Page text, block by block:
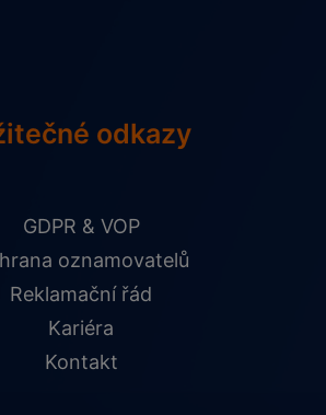
odkazy
GDPR & VOP
oznamovatelů
Reklamační řád
Kariéra
Kontakt